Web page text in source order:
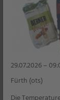
3
29.07.2026 –
Fürth (ots)